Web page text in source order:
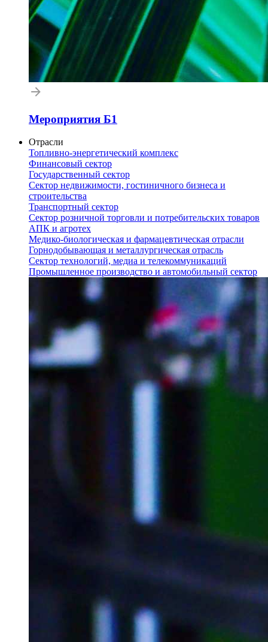
Мероприятия Б1
Отрасли
Топливно-энергетический комплекс
Финансовый сектор
Государственный сектор
Сектор недвижимости, гостиничного бизнеса и
строительства
Транспортный сектор
Сектор розничной торговли и потребительских товаров
АПК и агротех
Медико-биологическая и фармацевтическая отрасли
Горнодобывающая и металлургическая отрасль
Сектор технологий, медиа и телекоммуникаций
Промышленное производство и автомобильный сектор